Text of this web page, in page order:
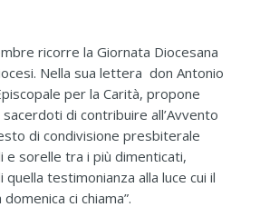
ricorre la Giornata Diocesana
Nella sua lettera don Antonio
per la Carità, propone
di contribuire all’Avvento
di condivisione presbiterale
e sorelle tra i più dimenticati,
testimonianza alla luce cui il
ci chiama”.